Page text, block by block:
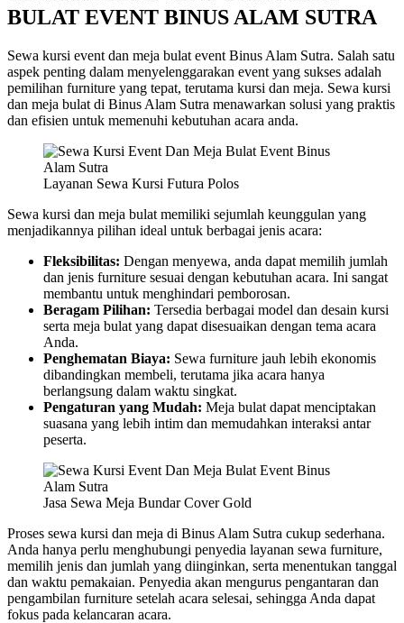
BULAT EVENT BINUS ALAM SUTRA
Sewa kursi event dan meja bulat event Binus Alam Sutra. Salah satu
aspek penting dalam menyelenggarakan event yang sukses adalah
pemilihan furniture yang tepat, terutama kursi dan meja. Sewa kursi
dan meja bulat di Binus Alam Sutra menawarkan solusi yang praktis
dan efisien untuk memenuhi kebutuhan acara anda.
Layanan Sewa Kursi Futura Polos
Sewa kursi dan meja bulat memiliki sejumlah keunggulan yang
menjadikannya pilihan ideal untuk berbagai jenis acara:
Fleksibilitas: Dengan menyewa, anda dapat memilih jumlah
dan jenis furniture sesuai dengan kebutuhan acara. Ini sangat
membantu untuk menghindari pemborosan.
Beragam Pilihan: Tersedia berbagai model dan desain kursi
serta meja bulat yang dapat disesuaikan dengan tema acara
Anda.
Penghematan Biaya: Sewa furniture jauh lebih ekonomis
dibandingkan membeli, terutama jika acara hanya
berlangsung dalam waktu singkat.
Pengaturan yang Mudah: Meja bulat dapat menciptakan
suasana yang lebih intim dan memudahkan interaksi antar
peserta.
Jasa Sewa Meja Bundar Cover Gold
Proses sewa kursi dan meja di Binus Alam Sutra cukup sederhana.
Anda hanya perlu menghubungi penyedia layanan sewa furniture,
memilih jenis dan jumlah yang diinginkan, serta menentukan tanggal
dan waktu pemakaian. Penyedia akan mengurus pengantaran dan
pengambilan furniture setelah acara selesai, sehingga Anda dapat
fokus pada kelancaran acara.